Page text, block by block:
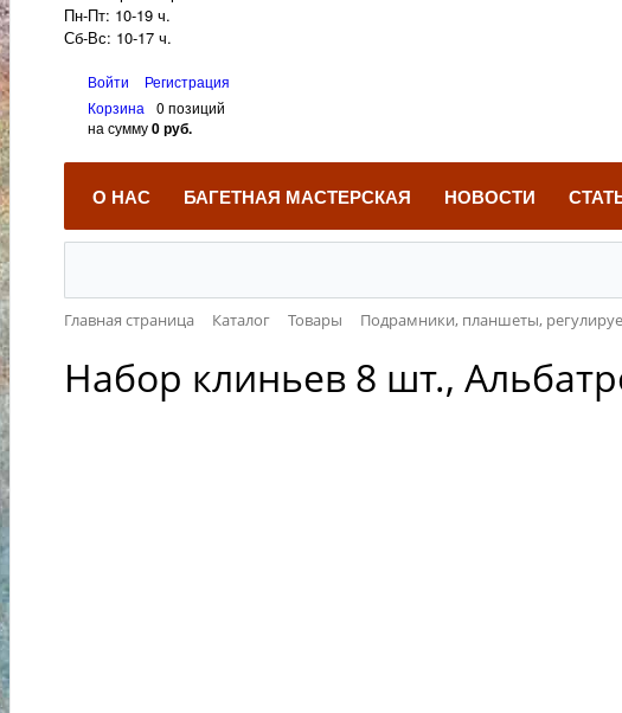
Пн-Пт: 10-19 ч.
Сб-Вс: 10-17 ч.
Войти
Регистрация
Корзина
0 позиций
на сумму0 руб.
О НАС БАГЕТНАЯ МАСТЕРСКАЯ НОВОСТИ
Главная страница Каталог Товары Подрамники, планшеты,
Набор клиньев 8 шт.,